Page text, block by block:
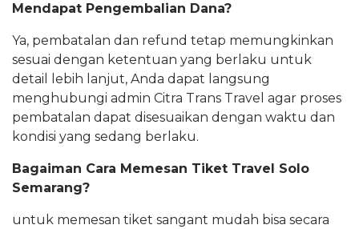
Mendapat Pengembalian Dana?
Ya, pembatalan dan refund tetap memungkinkan
sesuai dengan ketentuan yang berlaku untuk
detail lebih lanjut, Anda dapat langsung
menghubungi admin Citra Trans Travel agar proses
pembatalan dapat disesuaikan dengan waktu dan
kondisi yang sedang berlaku.
Bagaiman Cara Memesan Tiket Travel Solo
Semarang?
untuk memesan tiket sangant mudah bisa secara